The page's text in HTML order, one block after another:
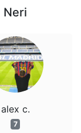
Neri
alex c.
7